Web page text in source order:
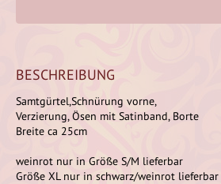
BESCHREIBUNG
Samtgürtel,Schnürung vorne,
Verzierung, Ösen mit Satinband, Borte
Breite ca 25cm
weinrot nur in Größe S/M lieferbar
Größe XL nur in schwarz/weinrot lieferbar